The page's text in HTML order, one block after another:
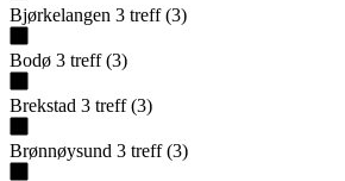
Bjørkelangen 3 treff (3)
Bodø 3 treff (3)
Brekstad 3 treff (3)
Brønnøysund 3 treff (3)